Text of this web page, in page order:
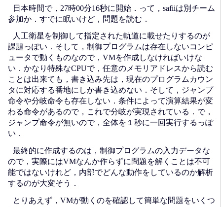
日本時間で，27時00分16秒に開始．って，safiiは別チーム
参加か．すでに眠いけど，問題を読む．
人工衛星を制御して指定された軌道に載せたりするのが
課題っぽい．そして，制御プログラムは存在しないコンピ
ュータで動くものなので，VMを作成しなければいけな
い．かなり特殊なCPUで，任意のメモリアドレスから読む
ことは出来ても，書き込み先は，現在のプログラムカウン
タに対応する番地にしか書き込めない．そして，ジャンプ
命令や分岐命令も存在しない．条件によって演算結果が変
わる命令があるので，これで分岐が実現されている．で，
ジャンプ命令が無いので，全体を１秒に一回実行するっぽ
い．
最終的に作成するのは，制御プログラムの入力データな
ので，実際にはVMなんか作らずに問題を解くことは不可
能ではないけれど，内部でどんな動作をしているのか解析
するのが大変そう．
とりあえず，VMが動くのを確認して簡単な問題をいくつ